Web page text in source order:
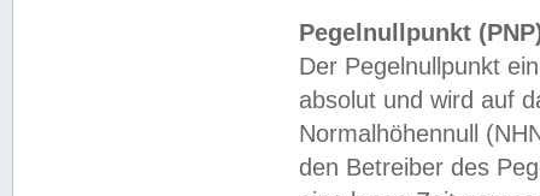
Pegelnullpunkt
Der Pegelnullpunkt
absolut und wird auf
Normalhöhennull
den Betreiber des